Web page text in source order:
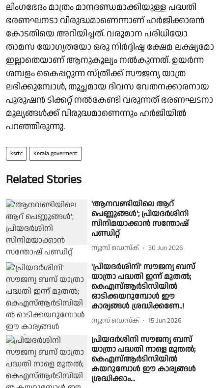
ലിംഗഭേദം മാത്രം മാനദണ്ഡമാക്കിയുള്ള പദ്ധതി
ഭരണഘനടാ വിരുദ്ധമാണെന്നാണ് ഹർജിക്കാരൻ
കോടതിയെ അറിയിച്ചത്. വരുമാന പരിധിയോ
താമസ യോഗ്യതയോ ഒരു നിർദ്ദിഷ്ട ക്ഷേമ ലക്ഷ്യമോ
ഇല്ലാതെയാണ് ആനുകൂല്യം നൽകുന്നത്. ഉയർന്ന
ശമ്പളം കൈപ്പറ്റുന്ന സ്ത്രീക്ക് സൗജന്യ യാത്ര
ലഭിക്കുമ്പോൾ, തുച്ഛമായ ദിവസ വേതനക്കാരനായ
പുരുഷൻ ടിക്കറ്റ് നൽകേണ്ടി വരുന്നത് ഭരണഘടനാ
മൂല്യങ്ങൾക്ക് വിരുദ്ധമാണെന്നും ഹർജിയിൽ
പറഞ്ഞിരുന്നു.
ksrtc Kerala goverment
Related Stories
'ആനവണ്ടിയിലെ ആറ്
പെണ്ണുങ്ങള്‍'; പ്രിയദർശിനി
സിനിമയാക്കാൻ സന്തോഷ്
പണ്ഡിറ്റ്
ന്യൂസ് ഡെസ്ക് 30 Jun 2026
'പ്രിയദർശിനി' സൗജന്യ ബസ്
യാത്രാ പദ്ധതി ഇന്ന് മുതൽ;
കെഎസ്ആർടിസിയിൽ
ഓടിക്കയറുമ്പോള്‍ ഈ
കാര്യങ്ങള്‍ ശ്രദ്ധിക്കണേ..!
ന്യൂസ് ഡെസ്ക് 15 Jun 2026
പ്രിയദർശിനി സൗജന്യ ബസ്
യാത്രാ പദ്ധതി നാളെ മുതൽ;
കെഎസ്ആർടിസിയിൽ
കയറുമ്പോൾ ഈ കാര്യങ്ങൾ
ശ്രദ്ധിക്കാം...